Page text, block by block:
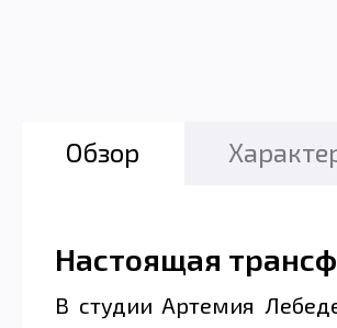
Обзор
Настоящая
В студии Артемия